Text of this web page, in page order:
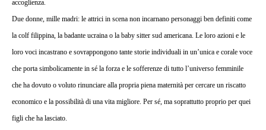
accoglienza.
Due donne, mille madri: le attrici in scena non incarnano personaggi ben definiti come
la colf filippina, la badante ucraina o la baby sitter sud americana. Le loro azioni e le
loro voci incastrano e sovrappongono tante storie individuali in un’unica e corale voce
che porta simbolicamente in sé la forza e le sofferenze di tutto l’universo femminile
che ha dovuto o voluto rinunciare alla propria piena maternità per cercare un riscatto
economico e la possibilità di una vita migliore. Per sé, ma soprattutto proprio per quei
figli che ha lasciato.